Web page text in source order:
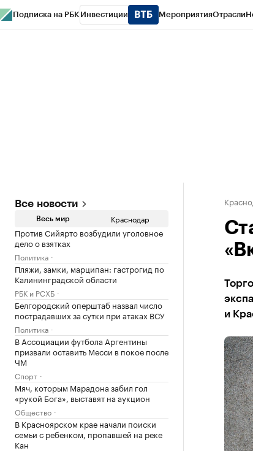
Подписка на РБК Инвестиции МероприятияОтрасли
Все новости
Весь мир Краснодар
Против Сийярто возбудили уголовное
дело о взятках
Политика
Пляжи, замки, марципан: гастрогид по
Калининградской области
РБК и РСХБ
Белгородский оперштаб назвал число
пострадавших за сутки при атаках ВСУ
Политика
В Ассоциации футбола Аргентины
призвали оставить Месси в покое после
ЧМ
Спорт
Мяч, которым Марадона забил гол
«рукой Бога», выставят на аукцион
Общество
В Красноярском крае начали поиски
семьи с ребенком, пропавшей на реке
Кан
и